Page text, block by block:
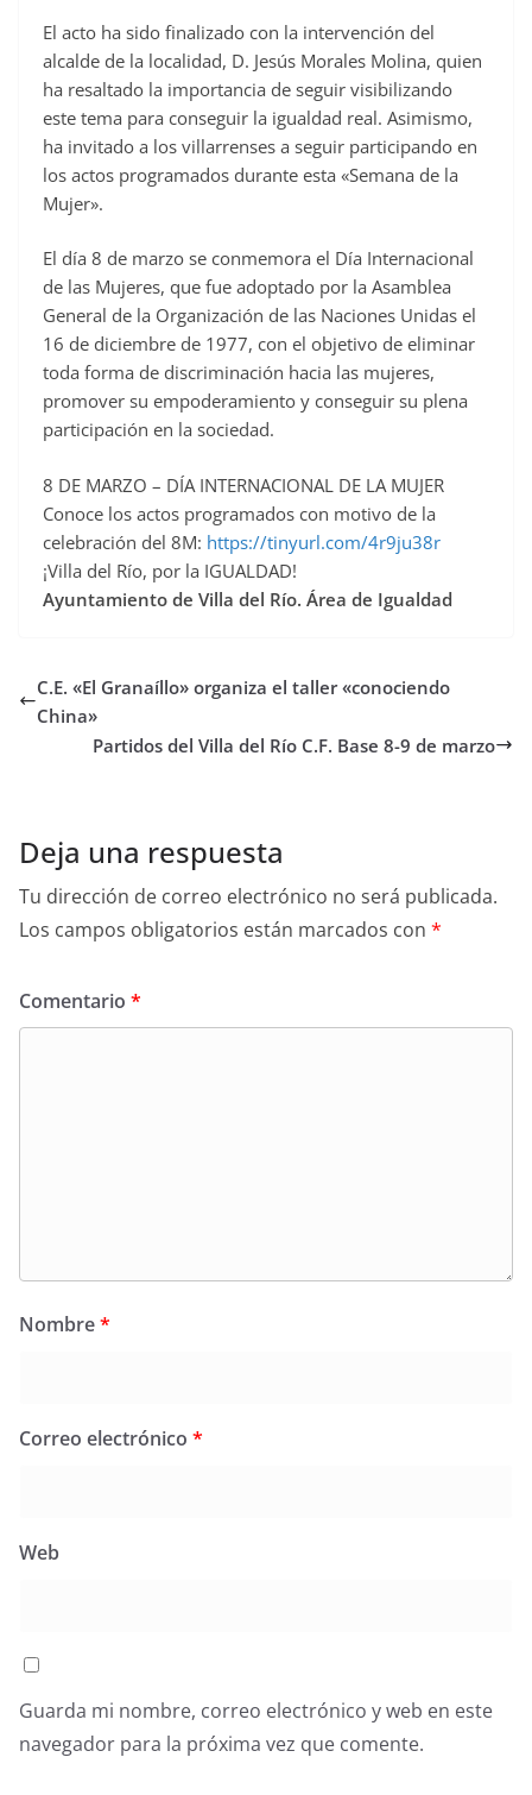
El acto ha sido finalizado con la intervención del
alcalde de la localidad, D. Jesús Morales Molina, quien
ha resaltado la importancia de seguir visibilizando
este tema para conseguir la igualdad real. Asimismo,
ha invitado a los villarrenses a seguir participando en
los actos programados durante esta «Semana de la
Mujer».
El día 8 de marzo se conmemora el Día Internacional
de las Mujeres, que fue adoptado por la Asamblea
General de la Organización de las Naciones Unidas el
16 de diciembre de 1977, con el objetivo de eliminar
toda forma de discriminación hacia las mujeres,
promover su empoderamiento y conseguir su plena
participación en la sociedad.
8 DE MARZO – DÍA INTERNACIONAL DE LA MUJER
Conoce los actos programados con motivo de la
celebración del 8M: https://tinyurl.com/4r9ju38r
¡Villa del Río, por la IGUALDAD!
Ayuntamiento de Villa del Río. Área de Igualdad
C.E. «El Granaíllo» organiza el taller «conociendo
China»
Partidos del Villa del Río C.F. Base 8-9 de marzo
Deja una respuesta
Tu dirección de correo electrónico no será publicada.
Los campos obligatorios están marcados con *
Comentario *
Nombre*
Correo electrónico *
Web
Guarda mi nombre, correo electrónico y web en este
navegador para la próxima vez que comente.